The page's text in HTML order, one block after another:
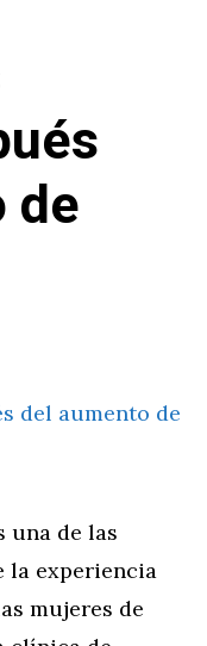
de
una de las
la experiencia
mujeres de